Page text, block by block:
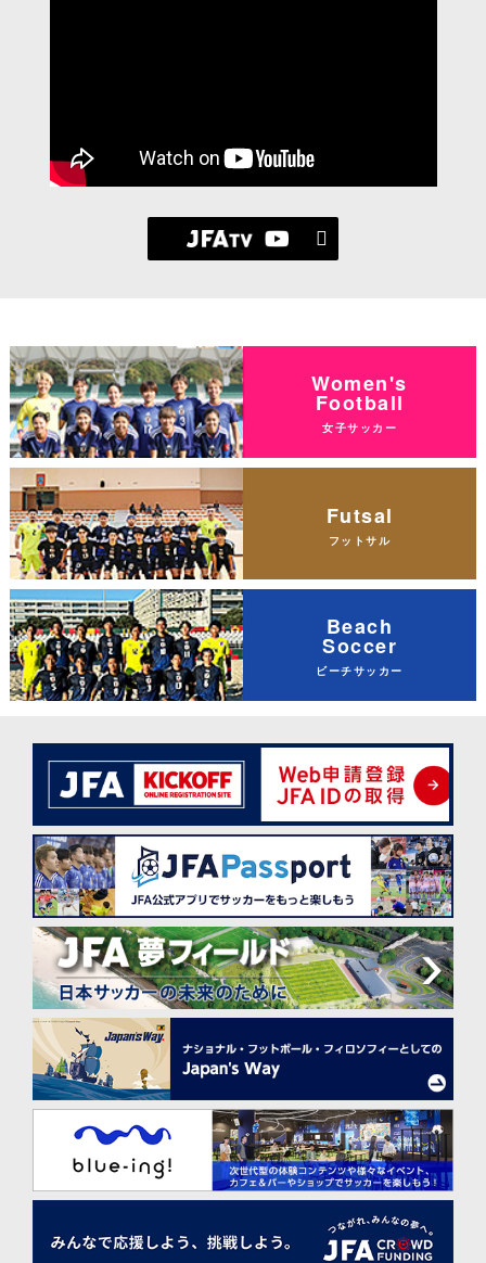
Women's
Football
女子サッカー
Futsal
フットサル
Beach
Soccer
ビーチサッカー